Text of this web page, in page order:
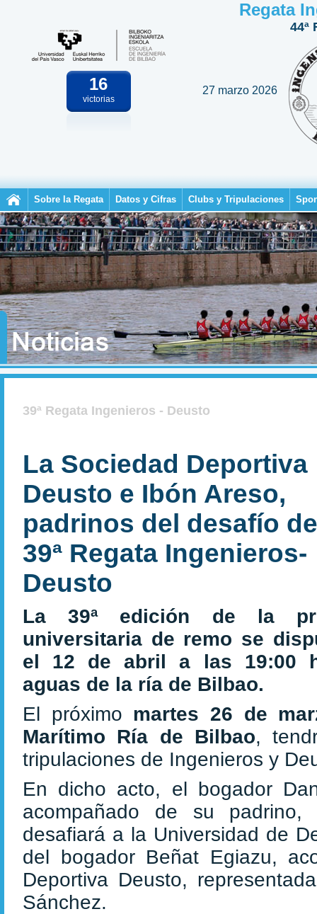
16
victorias
Regata
44ª
27 marzo 2026
Sobre la Regata Datos y Cifras Clubs y Tripulaciones
39ª Regata Ingenieros - Deusto
La Sociedad Deportiva
Deusto e Ibón Areso,
padrinos del desafío
39ª Regata Ingenieros-
Deusto
La 39ª edición de la
universitaria de remo se
el 12 de abril a las 19:00
aguas de la ría de Bilbao.
El próximo martes 26 de
Marítimo Ría de Bilbao,
tripulaciones de Ingenieros y
En dicho acto, el bogador
acompañado de su
desafiará a la Universidad de
del bogador Beñat Egiazu,
Deportiva Deusto,
Sánchez.